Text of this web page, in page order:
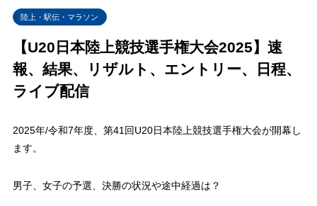
陸上・駅伝・マラソン
【U20日本陸上競技選手権大会2025】速
報、結果、リザルト、エントリー、日程、
ライブ配信
2025年/令和7年度、第41回U20日本陸上競技選手権大会が開幕し
ます。
男子、女子の予選、決勝の状況や途中経過は？